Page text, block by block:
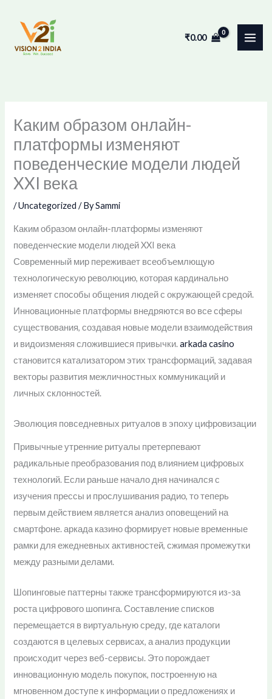
content
₹0.00
Каким образом онлайн-
платформы изменяют
поведенческие модели людей
XXI века
/Uncategorized / BySammi
Каким образом онлайн-платформы изменяют
поведенческие модели людей XXI века
Современный мир переживает всеобъемлющую
технологическую революцию, которая кардинально
изменяет способы общения людей с окружающей средой.
Инновационные платформы внедряются во все сферы
существования, создавая новые модели взаимодействия
и видоизменяя сложившиеся привычки.arkada casino
становится катализатором этих трансформаций, задавая
векторы развития межличностных коммуникаций и
личных склонностей.
Эволюция повседневных ритуалов в эпоху цифровизации
Привычные утренние ритуалы претерпевают
радикальные преобразования под влиянием цифровых
технологий. Если раньше начало дня начинался с
изучения прессы и прослушивания радио, то теперь
первым действием является анализ оповещений на
смартфоне. аркада казино формирует новые временные
рамки для ежедневных активностей, сжимая промежутки
между разными делами.
Шопинговые паттерны также трансформируются из-за
роста цифрового шопинга. Составление списков
перемещается в виртуальную среду, где каталоги
создаются в целевых сервисах, а анализ продукции
происходит через веб-сервисы. Это порождает
инновационную модель покупок, построенную на
мгновенном доступе к информации о предложениях и